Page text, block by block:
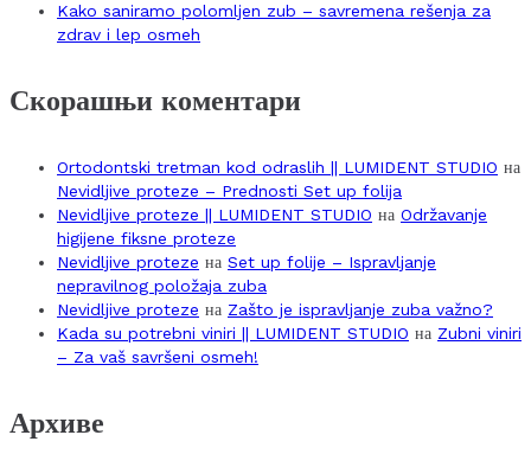
Kako saniramo polomljen zub – savremena rešenja za
zdrav i lep osmeh
Скорашњи коментари
Ortodontski tretman kod odraslih || LUMIDENT STUDIO на
Nevidljive proteze – Prednosti Set up folija
Nevidljive proteze || LUMIDENT STUDIO на Održavanje
higijene fiksne proteze
Nevidljive proteze на Set up folije – Ispravljanje
nepravilnog položaja zuba
Nevidljive proteze на Zašto je ispravljanje zuba važno?
Kada su potrebni viniri || LUMIDENT STUDIO на Zubni viniri
– Za vaš savršeni osmeh!
Архиве